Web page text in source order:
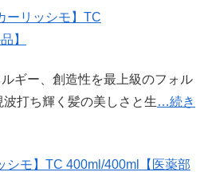
ーリッシモ】TC
】
ギー、創造性を最上級のフォル
打ち輝く髪の美しさと生…続き
シモ】TC 400ml/400ml【医薬部